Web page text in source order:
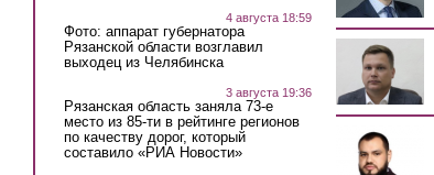
4 августа 18:59
Фото: аппарат губернатора
Рязанской области возглавил
выходец из Челябинска
3 августа 19:36
Рязанская область заняла 73-е
место из 85-ти в рейтинге регионов
по качеству дорог, который
составило «РИА Новости»